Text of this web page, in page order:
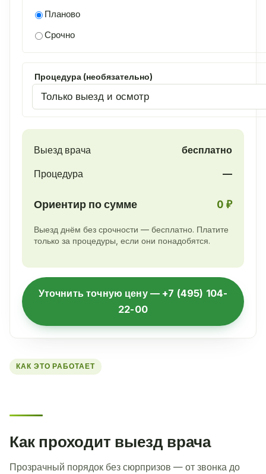
Планово
Срочно
Процедура (необязательно)
Выезд врача бесплатно
Процедура —
Ориентир по сумме 0 ₽
Выезд днём без срочности — бесплатно. Платите
только за процедуры, если они понадобятся.
Уточнить точную цену — +7 (495) 104-
22-00
КАК ЭТО РАБОТАЕТ
Как проходит выезд врача
Прозрачный порядок без сюрпризов — от звонка до